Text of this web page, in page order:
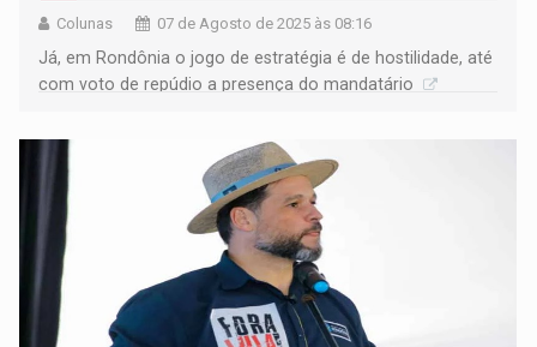
Colunas 07 de Agosto de 2025 às 08:16
Já, em Rondônia o jogo de estratégia é de hostilidade, até
com voto de repúdio a presença do mandatário